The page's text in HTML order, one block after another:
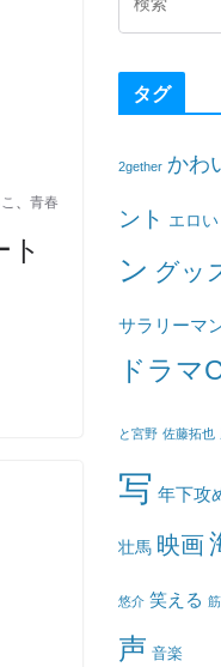
、 青春
タグ
2gether かわ
ント エロい
ン グッ
サラリーマ
ドラマ
と宮野 佐藤拓也
写 年下攻
壮馬 映画
悠介 笑える
声 音楽